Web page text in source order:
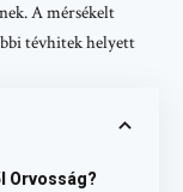
A mérsékelt
tévhitek helyett
Orvosság?